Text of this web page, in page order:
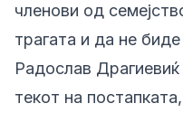
членови од
трагата и да не
Радослав
текот на